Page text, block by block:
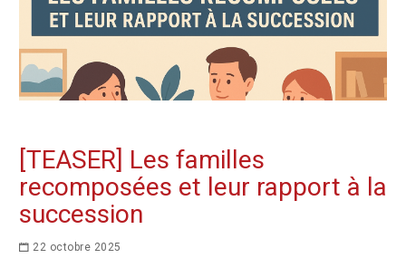
[TEASER] Les familles
recomposées et leur rapport à la
succession
22 octobre 2025